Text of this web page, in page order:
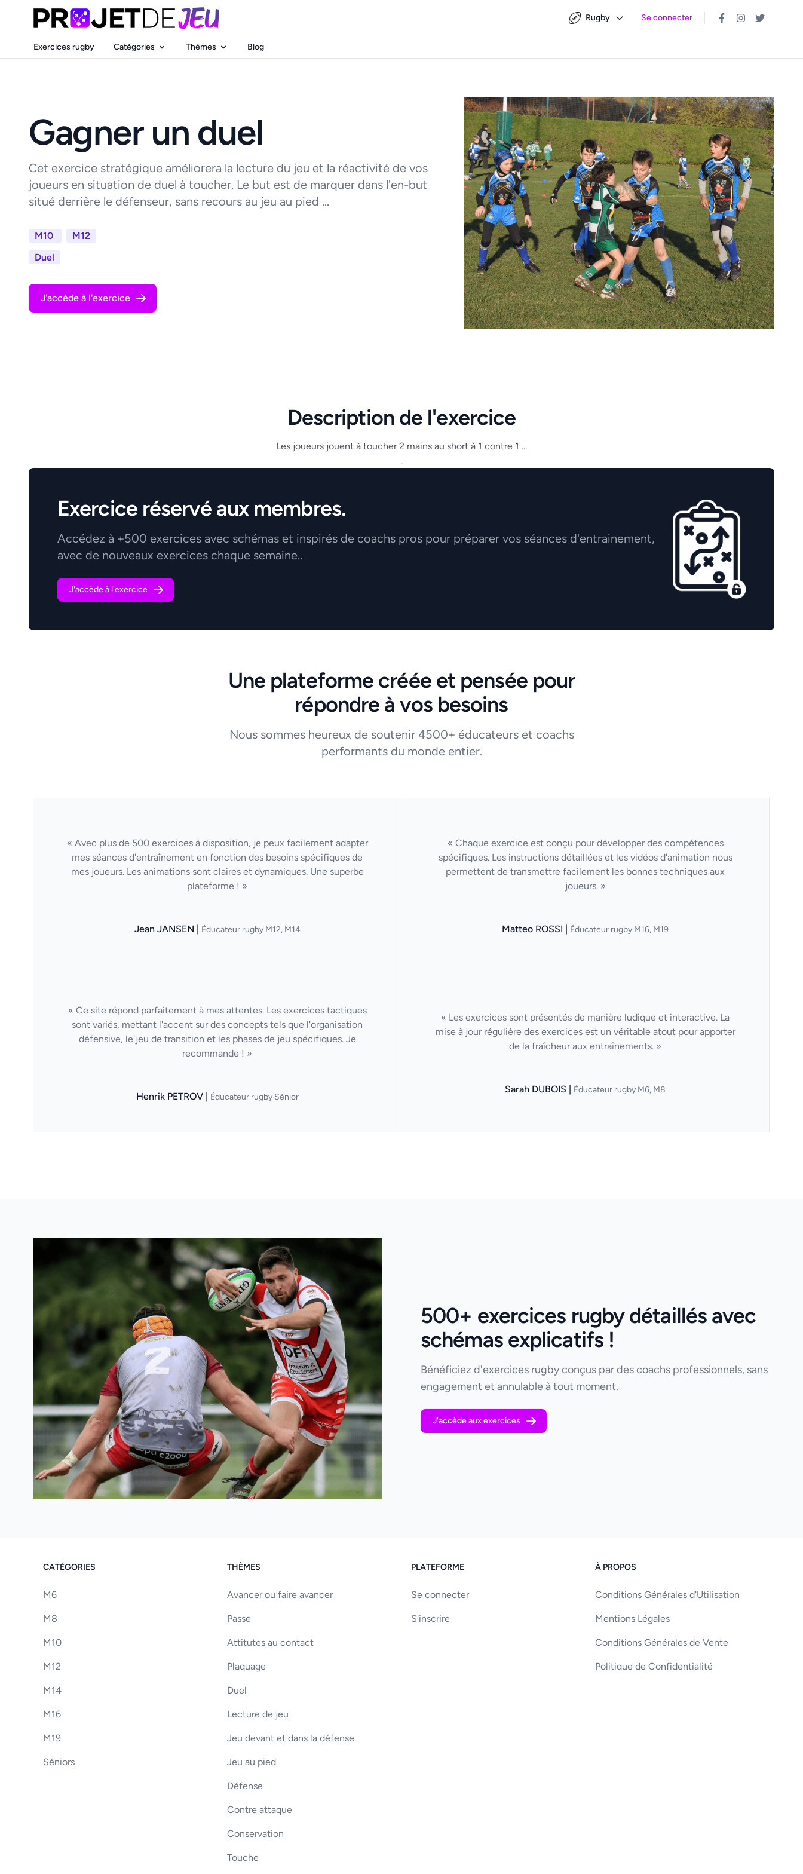
Rugby Se connecter
Exercices rugby Catégories Thèmes Blog
Gagner un duel
Cet exercice stratégique améliorera la lecture du jeu et la réactivité de vos
joueurs en situation de duel à toucher. Le but est de marquer dans l'en-but
situé derrière le défenseur, sans recours au jeu au pied ...
M10
M12
Duel
J'accède à l'exercice
Description de l'exercice
Les joueurs jouent à toucher 2 mains au short à 1 contre 1 ...
.
Exercice réservé aux membres.
Accédez à +500 exercices avec schémas et inspirés de coachs pros pour préparer vos séances d'entrainement,
avec de nouveaux exercices chaque semaine..
J'accède à l'exercice
Une plateforme créée et pensée pour
répondre à vos besoins
Nous sommes heureux de soutenir 4500+ éducateurs et coachs
performants du monde entier.
« Avec plus de 500 exercices à disposition, je peux facilement adapter
mes séances d'entraînement en fonction des besoins spécifiques de
mes joueurs. Les animations sont claires et dynamiques. Une superbe
plateforme ! »
Jean JANSEN | Éducateur rugby M12, M14
« Chaque exercice est conçu pour développer des compétences
spécifiques. Les instructions détaillées et les vidéos d'animation nous
permettent de transmettre facilement les bonnes techniques aux
joueurs. »
Matteo ROSSI | Éducateur rugby M16, M19
« Ce site répond parfaitement à mes attentes. Les exercices tactiques
sont variés, mettant l'accent sur des concepts tels que l'organisation
défensive, le jeu de transition et les phases de jeu spécifiques. Je
recommande ! »
Henrik PETROV | Éducateur rugby Sénior
« Les exercices sont présentés de manière ludique et interactive. La
mise à jour régulière des exercices est un véritable atout pour apporter
de la fraîcheur aux entraînements. »
Sarah DUBOIS | Éducateur rugby M6, M8
500+ exercices rugby détaillés avec
schémas explicatifs !
Bénéficiez d'exercices rugby conçus par des coachs professionnels, sans
engagement et annulable à tout moment.
J'accède aux exercices
CATÉGORIES
M6
M8
M10
M12
M14
M16
M19
Séniors
THÈMES
Avancer ou faire avancer
Passe
Attitutes au contact
Plaquage
Duel
Lecture de jeu
Jeu devant et dans la défense
Jeu au pied
Défense
Contre attaque
Conservation
Touche
PLATEFORME
Se connecter
S'inscrire
À PROPOS
Conditions Générales d'Utilisation
Mentions Légales
Conditions Générales de Vente
Politique de Confidentialité